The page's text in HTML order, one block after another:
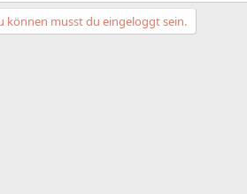
können musst du eingeloggt sein.